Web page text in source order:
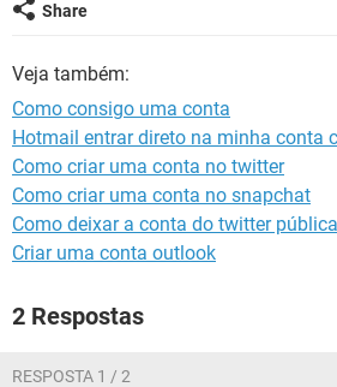
Share
Veja também:
Como consigo uma conta
Hotmail entrar direto na minha conta
Como criar uma conta no twitter
Como criar uma conta no snapchat
Como deixar a conta do twitter pública
Criar uma conta outlook
2 Respostas
RESPOSTA 1 / 2